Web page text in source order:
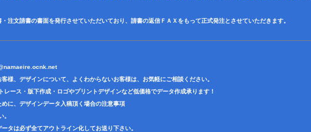
注文請書の書面を発行させていただいており、請書の返信ＦＡＸをもって正式発注とさせていただきます。
様、デザインについて、よくわからないお客様は、お気軽にご相談ください。
ース・版下作成・ロゴやプリントデザインなど低価格でデータ作成承ります！
に、デザインデータ入稿頂く場合の注意事項
タは必ず全てアウトライン化してお送り下さい。